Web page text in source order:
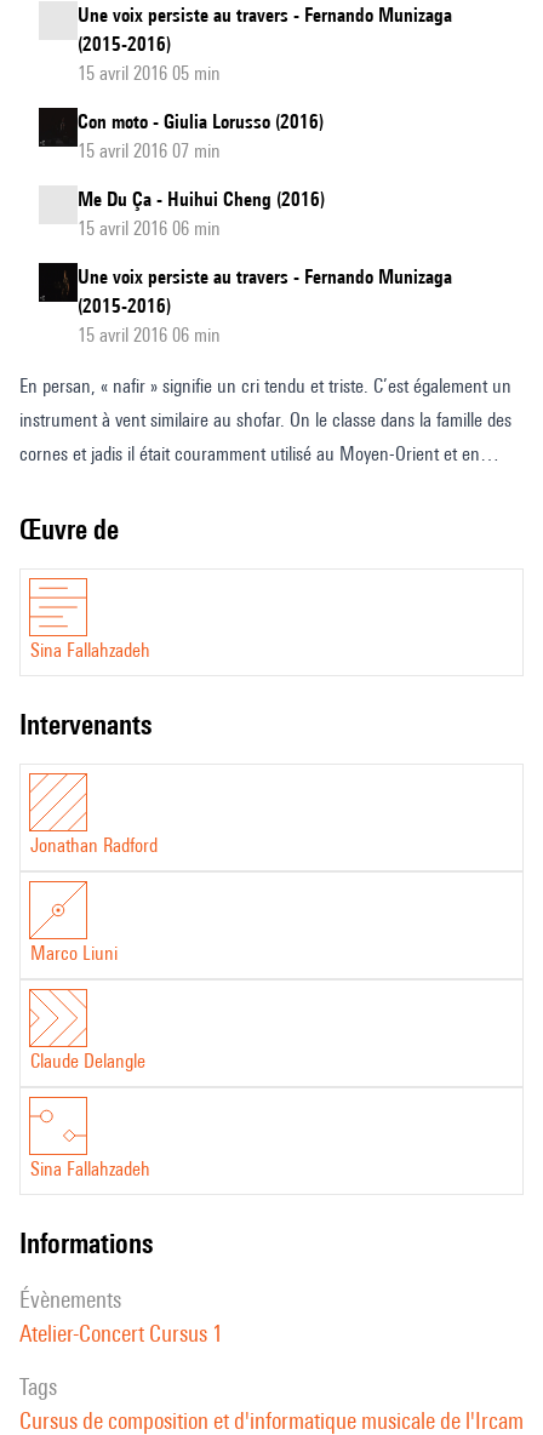
Une voix persiste au travers - Fernando Munizaga
(2015-2016)
15 avril 2016 05 min
Con moto - Giulia Lorusso (2016)
15 avril 2016 07 min
Me Du Ça - Huihui Cheng (2016)
15 avril 2016 06 min
Une voix persiste au travers - Fernando Munizaga
(2015-2016)
15 avril 2016 06 min
En persan, « nafir » signifie un cri tendu et triste. C’est également un
instrument à vent similaire au shofar. On le classe dans la famille des
cornes et jadis il était couramment utilisé au Moyen-Orient et en
répertoire de la musique traditionnelle persane (radif). Dans cette
archaïque du «nafir». Un cri crispé et étouffé venu d’un autre temps
qui proteste et qui exprime un désir insaisissable, une consolation
inassouvie.
Œuvre de
Sina Fallahzadeh
intervenants
Jonathan Radford
Marco Liuni
Claude Delangle
Sina Fallahzadeh
informations
évènements
Atelier-Concert Cursus 1
Tags
Cursus de composition et d'informatique musicale de l'Ircam